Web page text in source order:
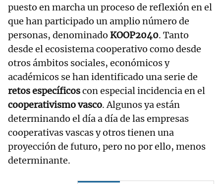
puesto en marcha un proceso de reflexión en el
que han participado un amplio número de
personas, denominado KOOP2040. Tanto
desde el ecosistema cooperativo como desde
otros ámbitos sociales, económicos y
académicos se han identificado una serie de
retos específicoscon especial incidencia en el
cooperativismo vasco. Algunos ya están
determinando el día a día de las empresas
cooperativas vascas y otros tienen una
proyección de futuro, pero no por ello, menos
determinante.